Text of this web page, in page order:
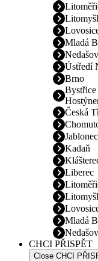
Litomyšl
Mladá
Nedašov
Ústředí
Brno
Bystřice
Česká
Kadaň
Liberec
Litomyšl
Mladá
Nedašov
CHCI PŘISPĚT
Close CHCI